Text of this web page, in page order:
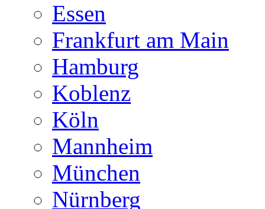
Essen
Frankfurt am Main
Hamburg
Koblenz
Köln
Mannheim
München
Nürnberg